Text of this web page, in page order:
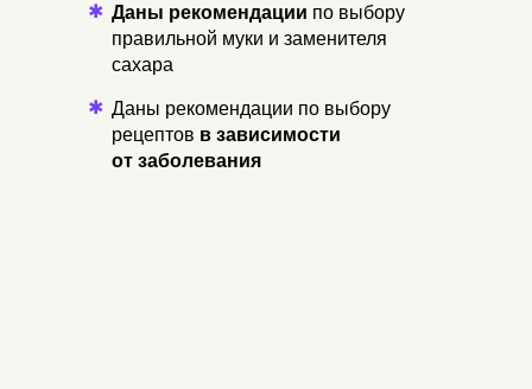
Даны рекомендации по выбору
правильной муки и заменителя
сахара
Даны рекомендации по выбору
рецептов в зависимости
от заболевания
✱
✱